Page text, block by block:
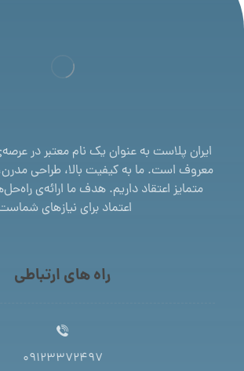
ایران پلاست به عنوان یک نام معتبر در
معروف است. ما به کیفیت بالا، طراحی
متمایز اعتقاد داریم. هدف ما ارائه‌ی
اعتماد برای نیازهای
راه های ارتباطی
09123372497